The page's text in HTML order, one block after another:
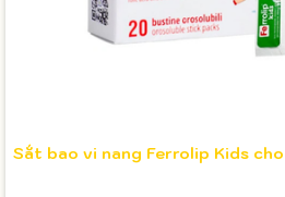
Sắt bao vi nang Ferrolip Kids